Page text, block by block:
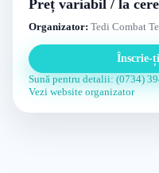
Preț variabil / la
Organizator: Tedi Combat
Înscrie-
Sună pentru detalii: (0734)
Vezi website organizator